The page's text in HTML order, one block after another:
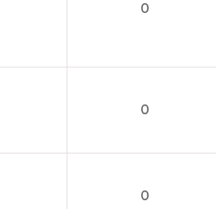
0
0
0